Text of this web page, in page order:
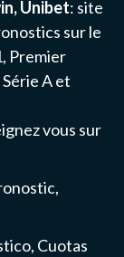
Unibet: site
sur le
, Premier
A et
vous sur
Cuotas